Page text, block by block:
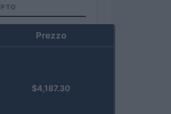
Prezzo
$4,187.30